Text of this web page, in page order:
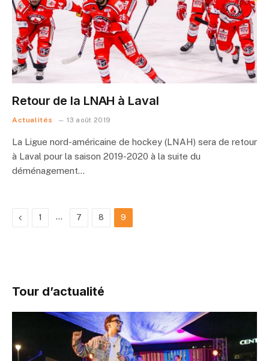
Retour de la LNAH à Laval
Actualités 13 août 2019
La Ligue nord-américaine de hockey (LNAH) sera de retour
à Laval pour la saison 2019-2020 à la suite du
déménagement…
Previous
1 … 7 8 9
Tour d’actualité